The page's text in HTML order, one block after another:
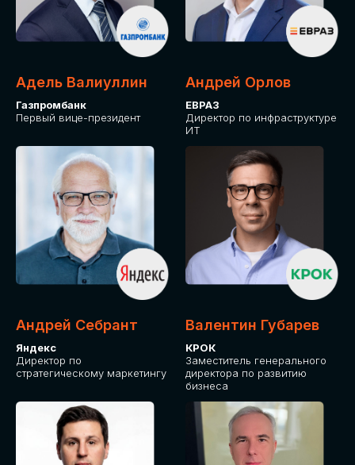
Адель Валиуллин
Газпромбанк
Первый вице-президент
Андрей Орлов
ЕВРАЗ
Директор по инфраструктуре
ИТ
Андрей Себрант
Яндекс
Директор по
стратегическому маркетингу
Валентин Губарев
КРОК
Заместитель генерального
директора по развитию
бизнеса